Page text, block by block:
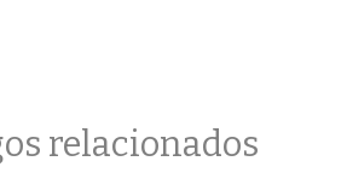
relacionados